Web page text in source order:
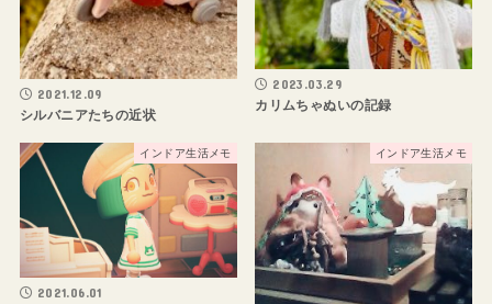
2021.12.09
シルバニアたちの近状
2023.03.29
カリムちゃぬいの記録
インドア生活メモ
2021.06.01
インドア生活メモ